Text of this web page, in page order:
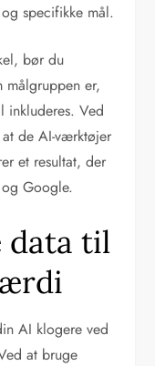
specifikke mål.
bør du
målgruppen er,
inkluderes. Ved
de AI-værktøjer
et resultat, der
Google.
data til
AI klogere ved
at bruge